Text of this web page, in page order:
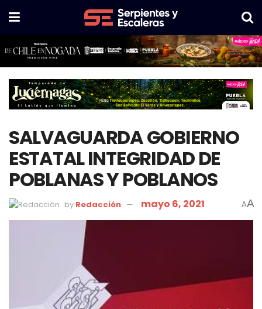
SALVAGUARDA GOBIERNO
ESTATAL INTEGRIDAD DE
POBLANAS Y POBLANOS
by Redacción mayo 6, 2021 AA